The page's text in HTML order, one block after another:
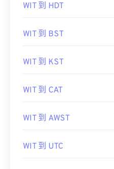
WIT 到 HDT
WIT 到 BST
WIT 到 KST
WIT 到 CAT
WIT 到 AWST
WIT 到 UTC